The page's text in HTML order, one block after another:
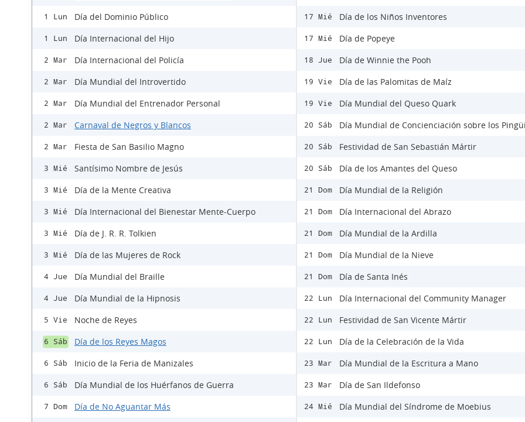
1 Lun Día del Dominio Público
1 Lun Día Internacional del Hijo
2 Mar Día Internacional del Policía
2 Mar Día Mundial del Introvertido
2 Mar Día Mundial del Entrenador Personal
2 Mar Carnaval de Negros y Blancos
2 Mar Fiesta de San Basilio Magno
3 Mié Santísimo Nombre de Jesús
3 Mié Día de la Mente Creativa
3 Mié Día Internacional del Bienestar Mente-Cuerpo
3 Mié Día de J. R. R. Tolkien
3 Mié Día de las Mujeres de Rock
4 Jue Día Mundial del Braille
4 Jue Día Mundial de la Hipnosis
5 Vie Noche de Reyes
6 Sáb Día de los Reyes Magos
6 Sáb Inicio de la Feria de Manizales
6 Sáb Día Mundial de los Huérfanos de Guerra
7 Dom Día de No Aguantar Más
17 Mié Día de los Niños Inventores
17 Mié Día de Popeye
18 Jue Día de Winnie the Pooh
19 Vie Día de las Palomitas de Maíz
19 Vie Día Mundial del Queso Quark
20 Sáb Día Mundial de Concienciación sobre los
20 Sáb Festividad de San Sebastián Mártir
20 Sáb Día de los Amantes del Queso
21 Dom Día Mundial de la Religión
21 Dom Día Internacional del Abrazo
21 Dom Día Mundial de la Ardilla
21 Dom Día Mundial de la Nieve
21 Dom Día de Santa Inés
22 Lun Día Internacional del Community Manager
22 Lun Festividad de San Vicente Mártir
22 Lun Día de la Celebración de la Vida
23 Mar Día Mundial de la Escritura a Mano
23 Mar Día de San Ildefonso
24 Mié Día Mundial del Síndrome de Moebius